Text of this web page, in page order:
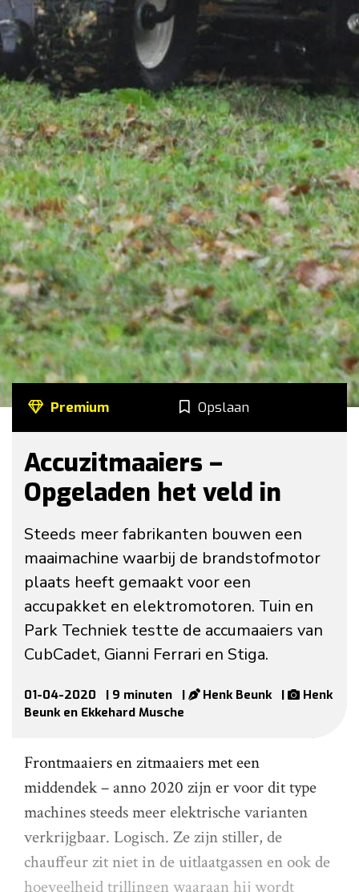
Premium Opslaan
Accuzitmaaiers –
Opgeladen het veld in
Steeds meer fabrikanten bouwen een
maaimachine waarbij de brandstofmotor
plaats heeft gemaakt voor een
accupakket en elektromotoren. Tuin en
Park Techniek testte de accumaaiers van
CubCadet, Gianni Ferrari en Stiga.
01-04-2020 | 9 minuten | Henk Beunk |
Henk
Beunk en Ekkehard Musche
Frontmaaiers en zitmaaiers met een
middendek – anno 2020 zijn er voor dit type
machines steeds meer elektrische varianten
verkrijgbaar. Logisch. Ze zijn stiller, de
chauffeur zit niet in de uitlaatgassen en ook de
hoeveelheid trillingen waaraan hij wordt